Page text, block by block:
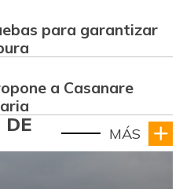
para garantizar
a Casanare
DE MÁS